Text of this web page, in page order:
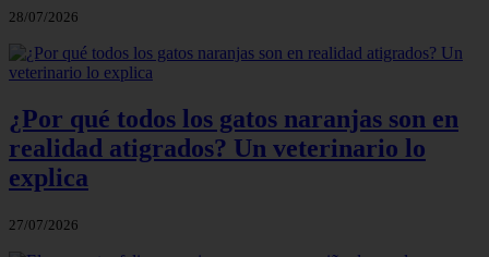
28/07/2026
¿Por qué todos los gatos naranjas son en
realidad atigrados? Un veterinario lo
explica
27/07/2026